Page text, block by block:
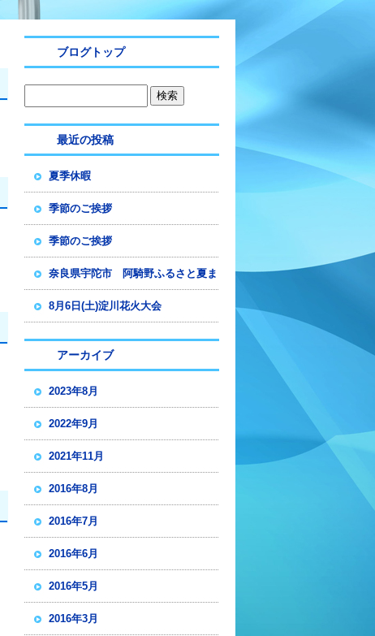
ブログトップ
最近の投稿
夏季休暇
季節のご挨拶
季節のご挨拶
奈良県宇陀市 阿騎野ふるさと夏ま
つり仮設トイレ設置
8月6日(土)淀川花火大会
アーカイブ
2023年8月
2022年9月
2021年11月
2016年8月
2016年7月
2016年6月
2016年5月
2016年3月